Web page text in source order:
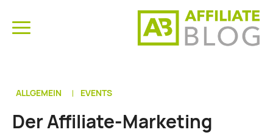
ALLGEMEIN EVENTS
Der Affiliate-Marketing